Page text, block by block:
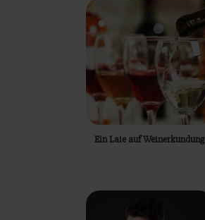
Ein Laie auf Weinerkundung